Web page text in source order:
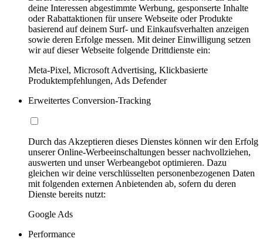
deine Interessen abgestimmte Werbung, gesponserte Inhalte
oder Rabattaktionen für unsere Webseite oder Produkte
basierend auf deinem Surf- und Einkaufsverhalten anzeigen
sowie deren Erfolge messen. Mit deiner Einwilligung setzen
wir auf dieser Webseite folgende Drittdienste ein:
Meta-Pixel, Microsoft Advertising, Klickbasierte
Produktempfehlungen, Ads Defender
Erweitertes Conversion-Tracking
Durch das Akzeptieren dieses Dienstes können wir den Erfolg
unserer Online-Werbeeinschaltungen besser nachvollziehen,
auswerten und unser Werbeangebot optimieren. Dazu
gleichen wir deine verschlüsselten personenbezogenen Daten
mit folgenden externen Anbietenden ab, sofern du deren
Dienste bereits nutzt:
Google Ads
Performance